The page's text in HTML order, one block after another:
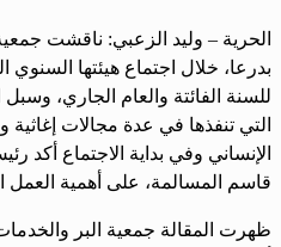
الحرية – وليد الزعبي: ناقشت
بدرعا، خلال اجتماع هيئتها السنوي
للسنة الفائتة والعام الجاري،
التي تنفذها في عدة مجالات
الإنساني وفي بداية الاجتماع أكد
قاسم المسالمة، على أهمية العمل
ظهرت المقالة جمعية البر